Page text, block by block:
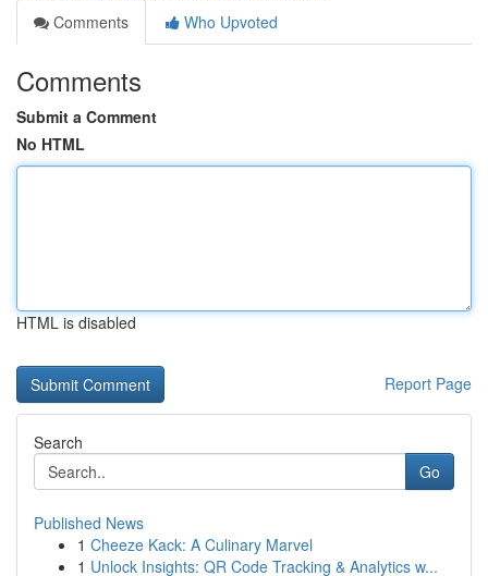
Comments
Who Upvoted
Comments
Submit a Comment
No HTML
HTML is disabled
Report Page
Search
Go
Published News
1 Cheeze Kack: A Culinary Marvel
1 Unlock Insights: QR Code Tracking & Analytics w...